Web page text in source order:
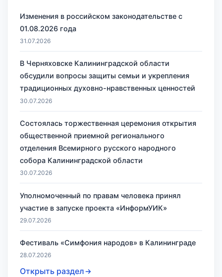
Изменения в российском законодательстве с
01.08.2026 года
31.07.2026
В Черняховске Калининградской области
обсудили вопросы защиты семьи и укрепления
традиционных духовно-нравственных ценностей
30.07.2026
Состоялась торжественная церемония открытия
общественной приемной регионального
отделения Всемирного русского народного
собора Калининградской области
30.07.2026
Уполномоченный по правам человека принял
участие в запуске проекта «ИнформУИК»
29.07.2026
Фестиваль «Симфония народов» в Калининграде
28.07.2026
Открыть раздел